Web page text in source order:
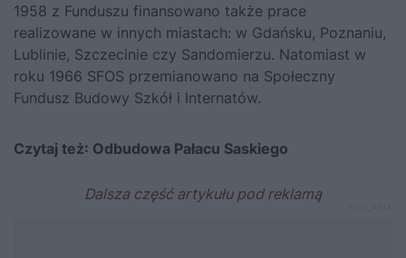
1958 z Funduszu finansowano także prace
realizowane w innych miastach: w Gdańsku, Poznaniu,
Lublinie, Szczecinie czy Sandomierzu. Natomiast w
roku 1966 SFOS przemianowano na Społeczny
Fundusz Budowy Szkół i Internatów.
Czytaj też: Odbudowa Pałacu Saskiego